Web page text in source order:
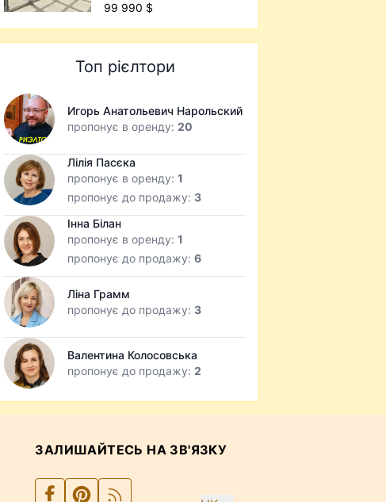
99 990 $
Топ рієлтори
Игорь Анатольевич Нарольский
пропонує в оренду:20
Лілія Пасєка
пропонує в оренду:1
пропонує до продажу: 3
Інна Білан
пропонує в оренду:1
пропонує до продажу:6
Ліна Грамм
пропонує до продажу: 3
Валентина Колосовська
пропонує до продажу:2
ЗАЛИШАЙТЕСЬ НА ЗВ'ЯЗКУ